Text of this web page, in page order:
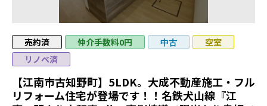
売約済 仲介手数料0円 中古
空室
リノベ済
【江南市古知野町】5LDK。大成不動産施工・フル
リフォーム住宅が登場です！！名鉄犬山線『江